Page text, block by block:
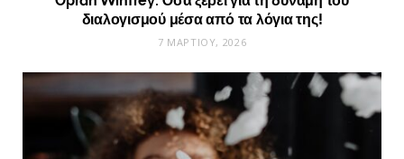
διαλογισμού μέσα από τα λόγια της!
7 ΜΑΡΤΊΟΥ, 2026